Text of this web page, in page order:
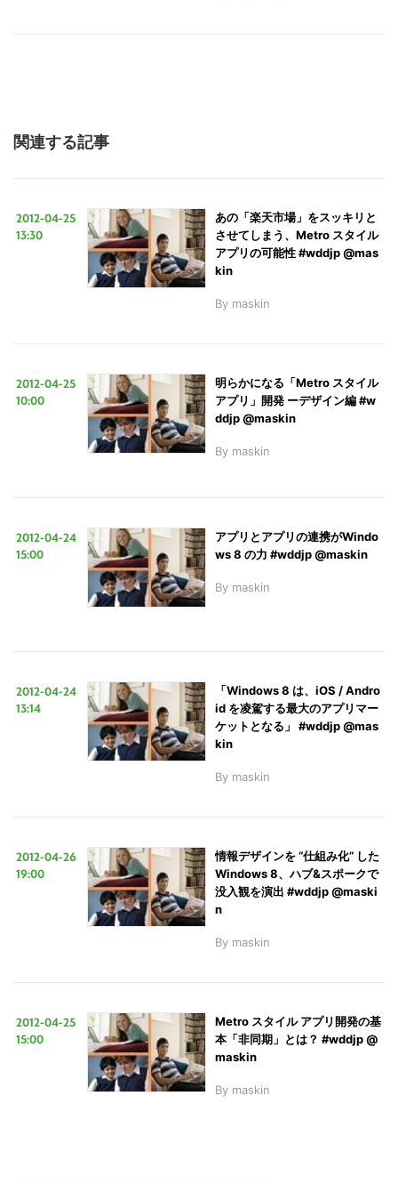
関連する記事
2012-04-25
13:30
あの「楽天市場」をスッキリと
させてしまう、Metro スタイル
アプリの可能性 #wddjp @mas
kin
By maskin
2012-04-25
10:00
明らかになる「Metro スタイル
アプリ」開発 ーデザイン編 #w
ddjp @maskin
By maskin
2012-04-24
15:00
アプリとアプリの連携がWindo
ws 8 の力 #wddjp @maskin
By maskin
2012-04-24
13:14
「Windows 8 は、iOS / Andro
id を凌駕する最大のアプリマー
ケットとなる」 #wddjp @mas
kin
By maskin
2012-04-26
19:00
情報デザインを “仕組み化” した
Windows 8、ハブ&スポークで
没入観を演出 #wddjp @maski
n
By maskin
2012-04-25
15:00
Metro スタイル アプリ開発の基
本「非同期」とは？ #wddjp @
maskin
By maskin